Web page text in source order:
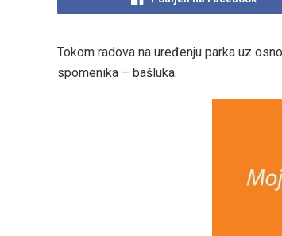
Tokom radova na uređenju parka uz
spomenika – bašluka.